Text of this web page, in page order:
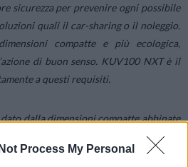
Process My Personal
sicurezza per prevenire ogni possibile
quali il car-sharing o il noleggio.
compatte e più ecologica,
di buon senso. KUV100 NXT è il
a questi requisiti.
dato dalla dimensioni compatte abbinate
per 5 persone; dall’elevata altezza
caratterizzazione SUV e maggiore